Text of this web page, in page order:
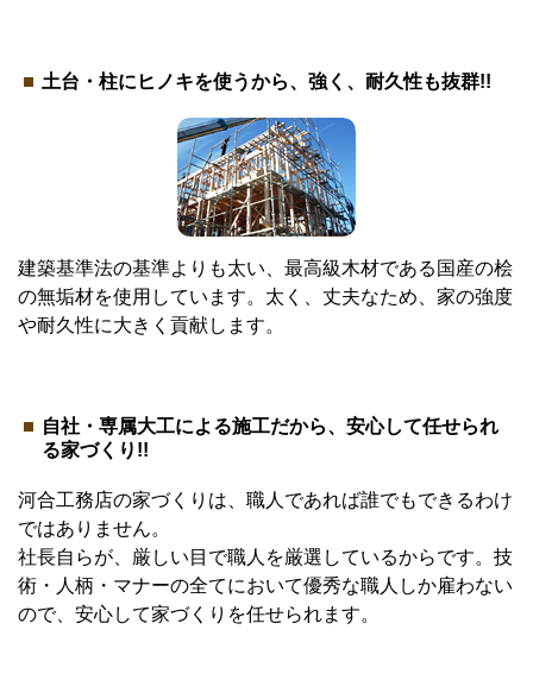
土台・柱にヒノキを使うから、強く、耐久性も抜群!!
建築基準法の基準よりも太い、最高級木材である国産の桧
の無垢材を使用しています。太く、丈夫なため、家の強度
や耐久性に大きく貢献します。
自社・専属大工による施工だから、安心して任せられ
る家づくり!!
河合工務店の家づくりは、職人であれば誰でもできるわけ
ではありません。
社長自らが、厳しい目で職人を厳選しているからです。技
術・人柄・マナーの全てにおいて優秀な職人しか雇わない
ので、安心して家づくりを任せられます。